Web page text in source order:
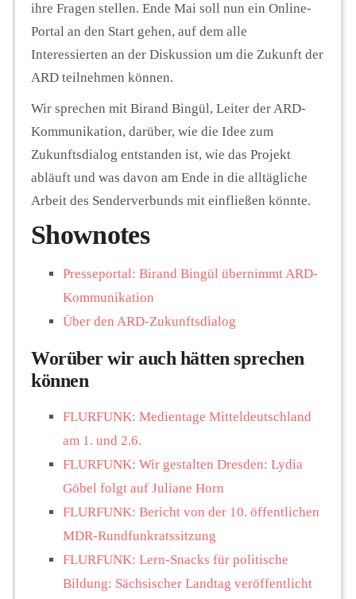
ihre Fragen stellen. Ende Mai soll nun ein Online-
Portal an den Start gehen, auf dem alle
Interessierten an der Diskussion um die Zukunft der
ARD teilnehmen können.
Wir sprechen mit Birand Bingül, Leiter der ARD-
Kommunikation, darüber, wie die Idee zum
Zukunftsdialog entstanden ist, wie das Projekt
abläuft und was davon am Ende in die alltägliche
Arbeit des Senderverbunds mit einfließen könnte.
Shownotes
Presseportal: Birand Bingül übernimmt ARD-
Kommunikation
Über den ARD-Zukunftsdialog
Worüber wir auch hätten sprechen
können
FLURFUNK: Medientage Mitteldeutschland
am 1. und 2.6.
FLURFUNK: Wir gestalten Dresden: Lydia
Göbel folgt auf Juliane Horn
FLURFUNK: Bericht von der 10. öffentlichen
MDR-Rundfunkratssitzung
FLURFUNK: Lern-Snacks für politische
Bildung: Sächsischer Landtag veröffentlicht